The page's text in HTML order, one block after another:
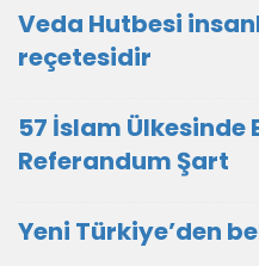
Veda Hutbesi
reçetesidir
57 İslam Ülkesinde
Referandum Şart
Yeni Türkiye’den